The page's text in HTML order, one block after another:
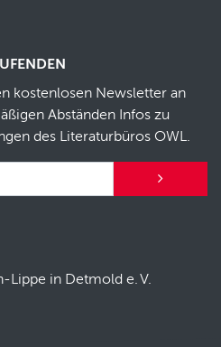
kostenlosen Newsletter an
Abständen Infos zu
des Literaturbüros OWL.
Lippe in Detmold e.V.